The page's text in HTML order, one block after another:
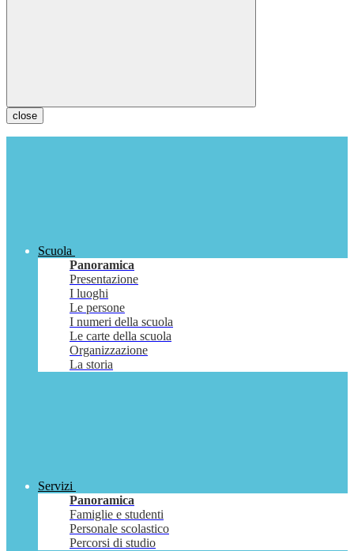
close
Scuola
Panoramica
Presentazione
I luoghi
Le persone
I numeri della scuola
Le carte della scuola
Organizzazione
La storia
Servizi
Panoramica
Famiglie e studenti
Personale scolastico
Percorsi di studio